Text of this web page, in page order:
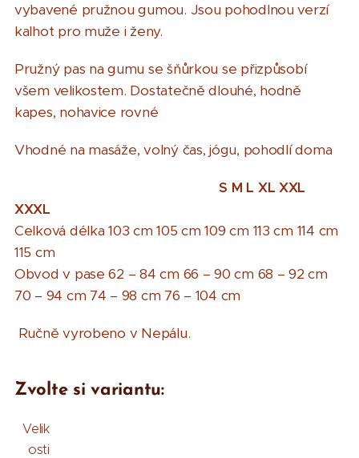
vybavené pružnou gumou. Jsou pohodlnou verzí
kalhot pro muže i ženy.
Pružný pas na gumu se šňůrkou se přizpůsobí
všem velikostem. Dostatečně dlouhé, hodně
kapes, nohavice rovné
Vhodné na masáže, volný čas, jógu, pohodlí doma
S M L XL XXL
XXXL
Celková délka 103 cm 105 cm 109 cm 113 cm 114 cm
115 cm
Obvod v pase 62 – 84 cm 66 – 90 cm 68 – 92 cm
70 – 94 cm 74 – 98 cm 76 – 104 cm
Ručně vyrobeno v Nepálu.
Zvolte si variantu:
Velik
osti